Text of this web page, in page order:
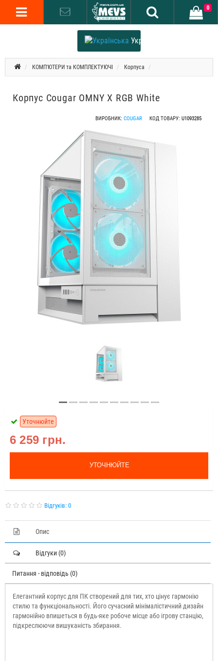
Українська
0
КОМП'ЮТЕРИ та КОМПЛЕКТУЮЧІ Корпуса
Корпус Cougar OMNY X RGB White
ВИРОБНИК: COUGAR КОД ТОВАРУ: U1093285
6 259 грн.
Уточнюйте
УТОЧНЮЙТЕ
Відгуків: 0
Опис
Відгуки (0)
Питання - відповідь (0)
Елегантний корпус для ПК створений для тих, хто цінує гармонію
стилю та функціональності. Його сучасний мінімалістичний дизайн
гармонійно впишеться в будь-яке робоче місце або ігрову станцію,
підкреслюючи вишуканість збирання.